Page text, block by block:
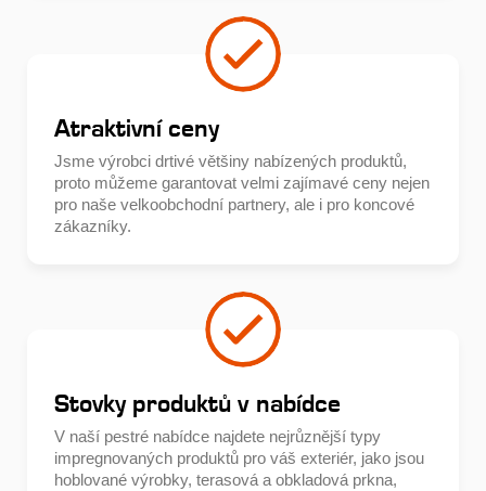
Atraktivní ceny
Jsme výrobci drtivé většiny nabízených produktů,
proto můžeme garantovat velmi zajímavé ceny nejen
pro naše velkoobchodní partnery, ale i pro koncové
zákazníky.
Stovky produktů v nabídce
V naší pestré nabídce najdete nejrůznější typy
impregnovaných produktů pro váš exteriér, jako jsou
hoblované výrobky, terasová a obkladová prkna,